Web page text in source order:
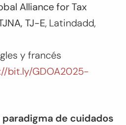
Alliance for Tax
TJ-E, Latindadd,
y francés
bit.ly/GDOA2025-
de cuidados